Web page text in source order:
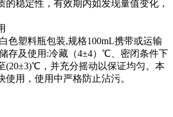
的稳定性，有效期内如发现量值变化，
色塑料瓶包装,规格100mL携带或运输
存及使用:冷藏（4±4）℃、密闭条件下
(20±3)℃，并充分摇动以保证均匀。本
用，使用中严格防止沾污。